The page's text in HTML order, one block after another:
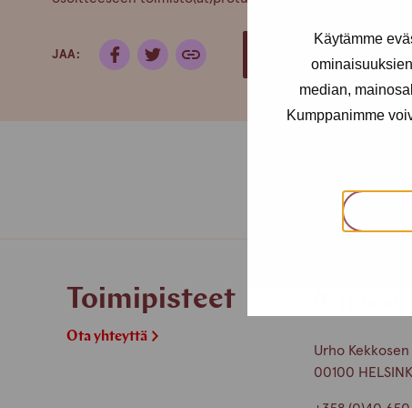
Käytämme
median,
Kumppanimme
JAA:
Toimipisteet
Ota yhteyttä
Urho
00100 HELSINKI